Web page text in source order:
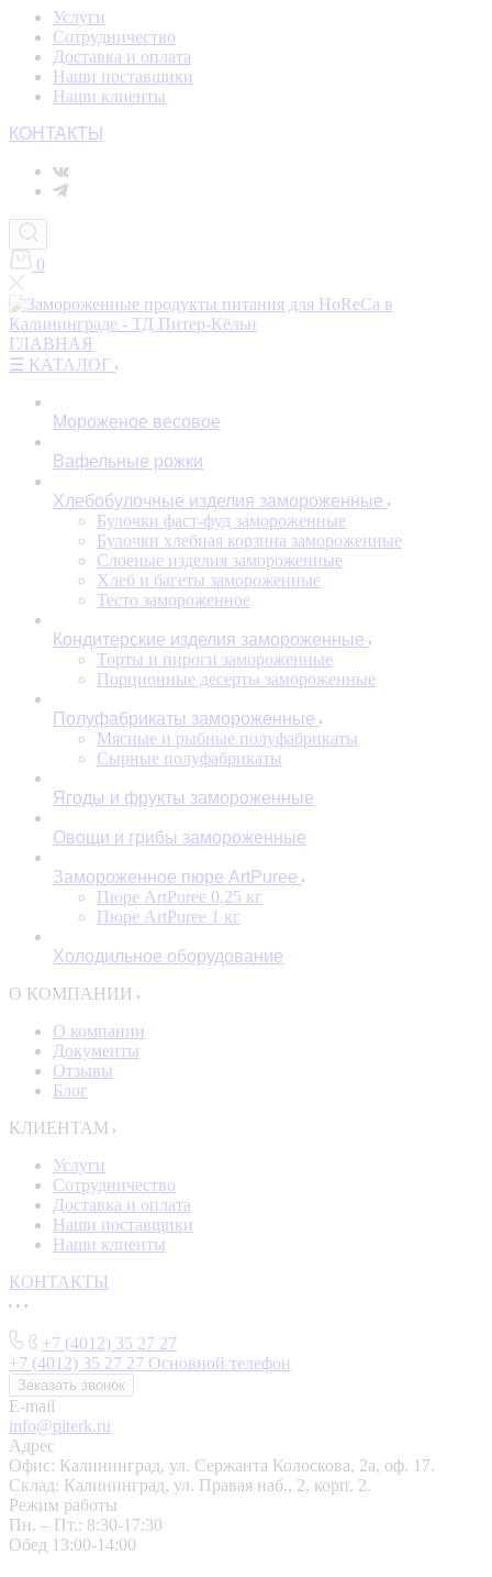
Услуги
Сотрудничество
Доставка и оплата
Наши поставщики
Наши клиенты
КОНТАКТЫ
0
ГЛАВНАЯ
☰ КАТАЛОГ
Мороженое весовое
Вафельные рожки
Хлебобулочные изделия замороженные
Булочки фаст-фуд замороженные
Булочки хлебная корзина замороженные
Слоеные изделия замороженные
Хлеб и багеты замороженные
Тесто замороженное
Кондитерские изделия замороженные
Торты и пироги замороженные
Порционные десерты замороженные
Полуфабрикаты замороженные
Мясные и рыбные полуфабрикаты
Сырные полуфабрикаты
Ягоды и фрукты замороженные
Овощи и грибы замороженные
Замороженное пюре ArtPuree
Пюре ArtPuree 0,25 кг
Пюре ArtPuree 1 кг
Холодильное оборудование
О КОМПАНИИ
О компании
Документы
Отзывы
Блог
КЛИЕНТАМ
Услуги
Сотрудничество
Доставка и оплата
Наши поставщики
Наши клиенты
КОНТАКТЫ
+7 (4012) 35 27 27
+7 (4012) 35 27 27 Основной телефон
Заказать звонок
E-mail
info@piterk.ru
Адрес
Офис: Калининград, ул. Сержанта Колоскова, 2а, оф. 17.
Склад: Калининград, ул. Правая наб., 2, корп. 2.
Режим работы
Пн. – Пт.: 8:30-17:30
Обед 13:00-14:00